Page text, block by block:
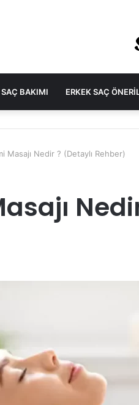
SAÇ BAKIMI ERKEK SAÇ
Masajı Nedir ? (Detaylı Rehber)